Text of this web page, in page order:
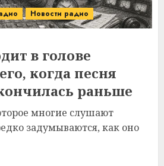
Новости радио
в голове
когда песня
раньше
многие слушают
задумываются, как оно